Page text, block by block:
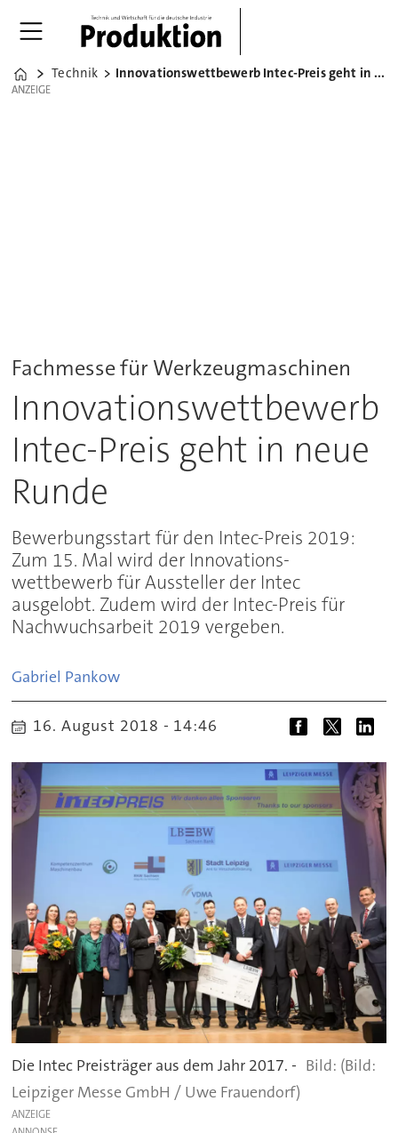
Home
Technik Innovationswettbewerb Intec-Preis geht in neue Runde
ANZEIGE
ANZEIGE
Fachmesse für Werkzeugmaschinen
Innovationswettbewerb
Intec-Preis geht in neue
Runde
Bewerbungsstart für den Intec-Preis 2019:
Zum 15. Mal wird der Innovations-
wettbewerb für Aussteller der Intec
ausgelobt. Zudem wird der Intec-Preis für
Nachwuchsarbeit 2019 vergeben.
Gabriel Pankow
16. August 2018 - 14:46
Die Intec Preisträger aus dem Jahr 2017. -
(Bild:
Leipziger Messe GmbH / Uwe Frauendorf)
ANZEIGE